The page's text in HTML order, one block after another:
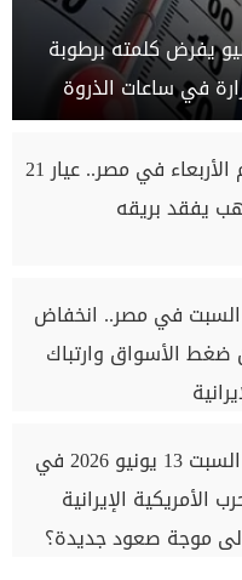
يفرض كلمته برطوبة
في ساعات الذروة
أسعار الذهب اليوم الأربعاء في مصر.. عيار 21
يفقد بريقه
في مصر.. انخفاض
ضغط الأسواق وارتباك
سعر الدولار اليوم السبت 13 يونيو 2026 في
الإيرانية
إلى موجة صعود جديدة؟